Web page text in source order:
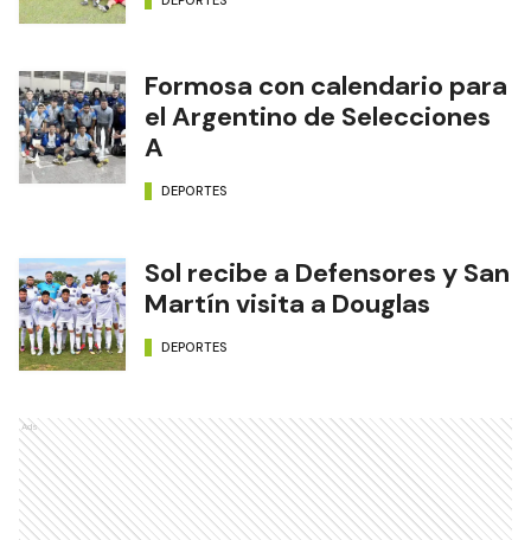
Formosa con calendario para
el Argentino de Selecciones
A
DEPORTES
Sol recibe a Defensores y San
Martín visita a Douglas
DEPORTES
Ads